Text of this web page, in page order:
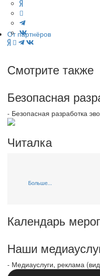
От партнёров
Смотрите также
Безопасная
- Безопасная разработка
Читалка
Больше...
Календарь
Наши
- Медиауслуги, реклама